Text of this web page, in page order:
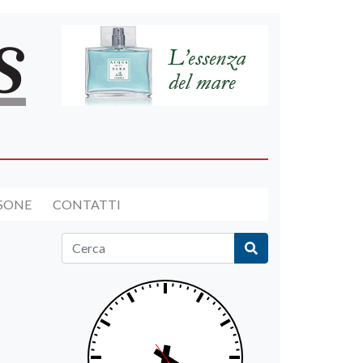
CONTATTI